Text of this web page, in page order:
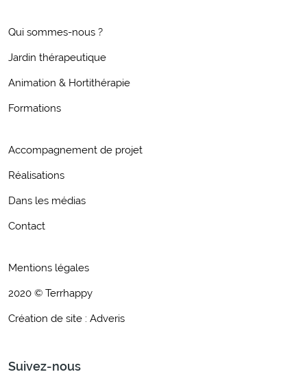
Qui sommes-nous ?
Jardin thérapeutique
Animation & Hortithérapie
Formations
Accompagnement de projet
Réalisations
Dans les médias
Contact
Mentions légales
2020 © Terrhappy
Création de site : Adveris
Suivez-nous